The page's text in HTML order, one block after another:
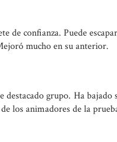
de confianza. Puede
mucho en su anterior.
grupo. Ha
los animadores de la